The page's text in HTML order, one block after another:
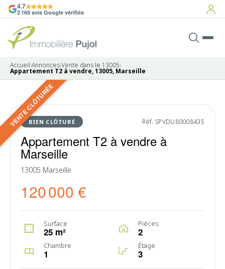
4.7
2 169 avis Google vérifiés
Accueil›Annonces›Vente dans le 13005›
Appartement T2 à vendre, 13005, Marseille
VENTE CLÔTURÉE
BIEN CLÔTURÉ Réf. SPVDU80008435
Appartement T2 à vendre à
Marseille
13005 Marseille
120 000 €
Surface
25 m²
Pièces
2
Chambre
1
Étage
3
VENDU
9 photos